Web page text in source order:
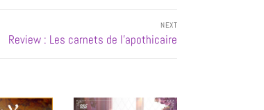
NEXT
Review : Les carnets de l’apothicaire